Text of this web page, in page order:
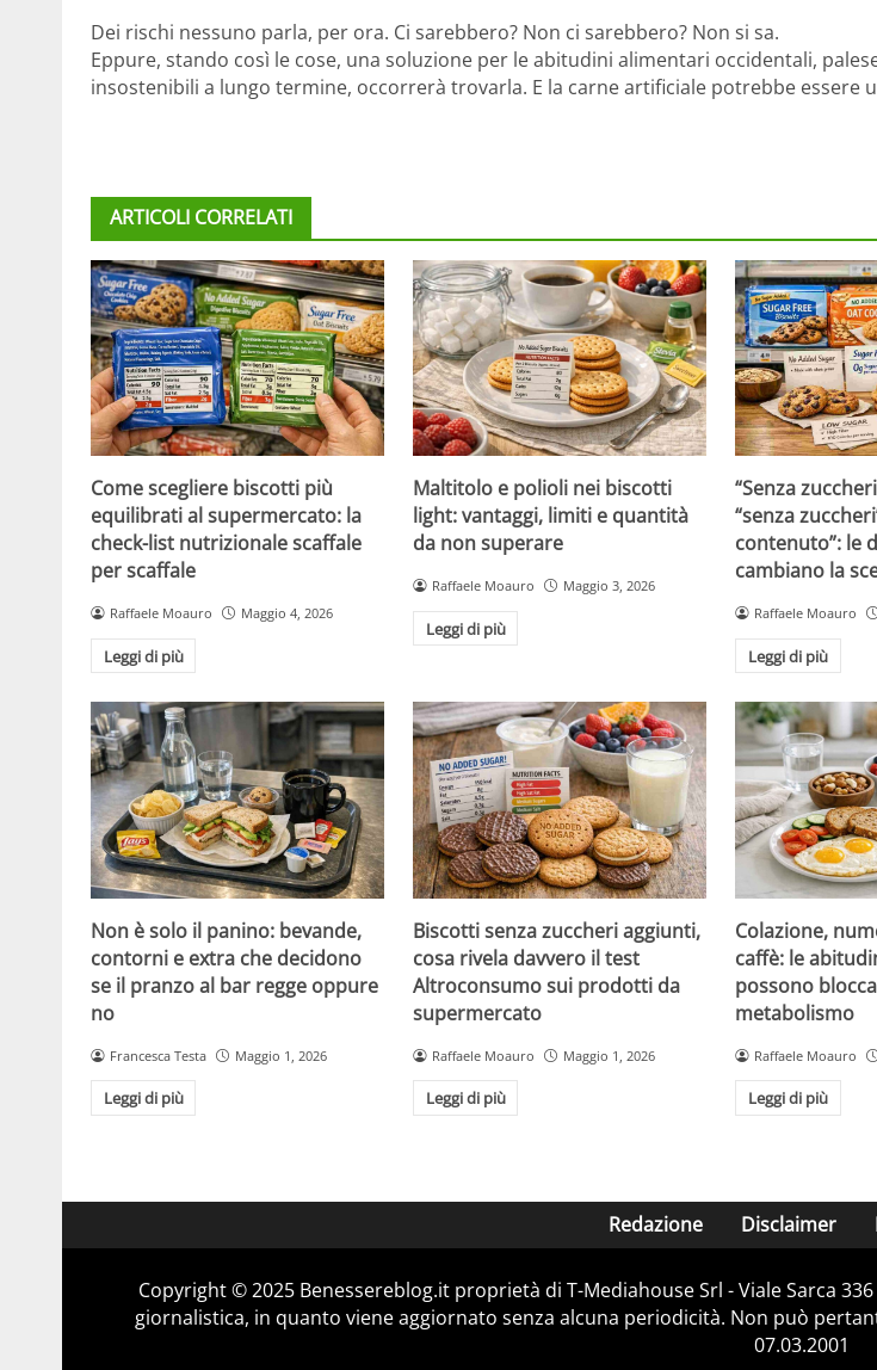
Dei rischi nessuno parla, per ora. Ci sarebbero? Non ci sarebbero? Non si sa.
Eppure, stando così le cose, una soluzione per le abitudini alimentari occidentali,
insostenibili a lungo termine, occorrerà trovarla. E la carne artificiale potrebbe essere
ARTICOLI CORRELATI
Come scegliere biscotti più
equilibrati al supermercato: la
check-list nutrizionale scaffale
per scaffale
Raffaele Moauro Maggio 4, 2026
Leggi di più
Maltitolo e polioli nei biscotti
light: vantaggi, limiti e quantità
da non superare
Raffaele Moauro Maggio 3, 2026
Leggi di più
“Senza
“senza
contenuto”: le
cambiano la
Raffaele Moauro
Leggi di più
Non è solo il panino: bevande,
contorni e extra che decidono
se il pranzo al bar regge oppure
no
Francesca Testa Maggio 1, 2026
Leggi di più
Biscotti senza zuccheri aggiunti,
cosa rivela davvero il test
Altroconsumo sui prodotti da
supermercato
Raffaele Moauro Maggio 1, 2026
Leggi di più
Colazione,
caffè: le
possono
metabolismo
Raffaele Moauro
Leggi di più
Redazione Disclaimer
Copyright © 2025 Benessereblog.it proprietà di T-Mediahouse Srl - Viale Sarca
giornalistica, in quanto viene aggiornato senza alcuna periodicità. Non può
07.03.2001